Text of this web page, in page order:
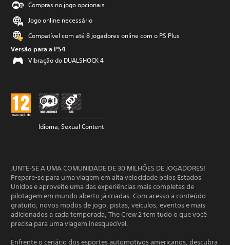
Compras no jogo opcionais
Jogo online necessário
Compatível com até 8 jogadores online com o PS Plus
Versão para a PS4
Vibração do DUALSHOCK 4
Idioma, Sexual Content
JUNTE-SE A UMA COMUNIDADE DE 30 MILHÕES DE JOGADORES!
Prepare-se para uma viagem em alta velocidade pelos Estados
Unidos e aproveite uma das experiências mais completas de
pilotagem em mundo aberto já criadas. Com acesso a conteúdo
gratuito, novos modos de jogo, pistas, veículos, eventos e mais
adicionados a cada temporada, The Crew 2 tem tudo o que você
precisa para uma viagem inesquecível.
Enfrente o cenário dos esportes automotivos americanos, descubra